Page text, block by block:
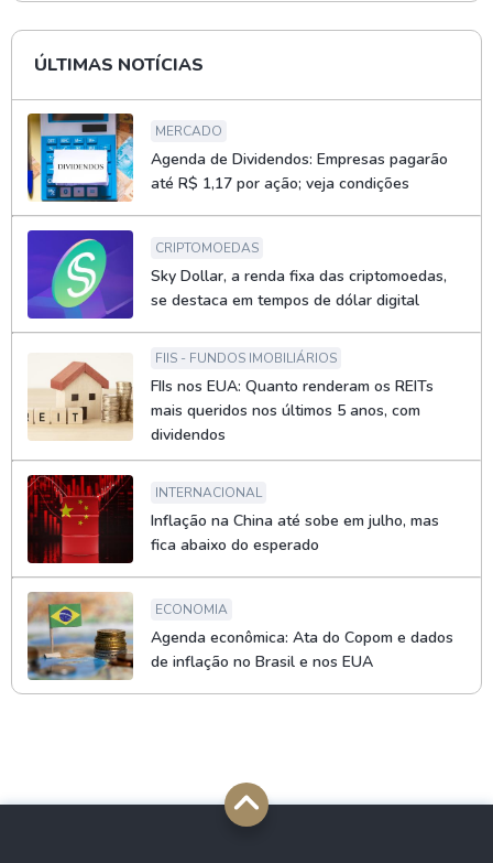
ÚLTIMAS NOTÍCIAS
MERCADO
Agenda de Dividendos: Empresas pagarão
até R$ 1,17 por ação; veja condições
CRIPTOMOEDAS
Sky Dollar, a renda fixa das criptomoedas,
se destaca em tempos de dólar digital
FIIS - FUNDOS IMOBILIÁRIOS
FIIs nos EUA: Quanto renderam os REITs
mais queridos nos últimos 5 anos, com
dividendos
INTERNACIONAL
Inflação na China até sobe em julho, mas
fica abaixo do esperado
ECONOMIA
Agenda econômica: Ata do Copom e dados
de inflação no Brasil e nos EUA